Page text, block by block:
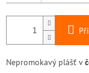
Nepromokavý plášť v